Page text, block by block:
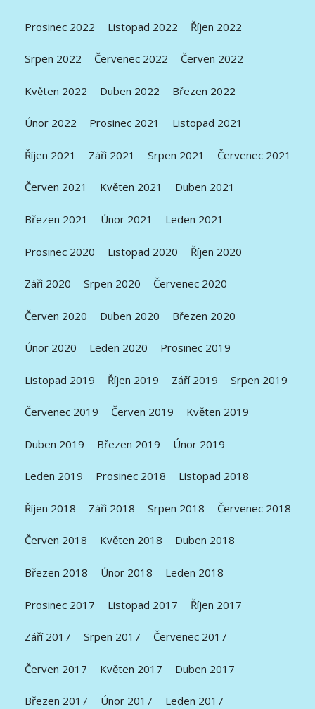
Prosinec 2022 Listopad 2022 Říjen 2022
Srpen 2022 Červenec 2022 Červen 2022
Květen 2022 Duben 2022 Březen 2022
Únor 2022 Prosinec 2021 Listopad 2021
Říjen 2021 Září 2021 Srpen 2021 Červenec 2021
Červen 2021 Květen 2021 Duben 2021
Březen 2021 Únor 2021 Leden 2021
Prosinec 2020 Listopad 2020 Říjen 2020
Září 2020 Srpen 2020 Červenec 2020
Červen 2020 Duben 2020 Březen 2020
Únor 2020 Leden 2020 Prosinec 2019
Listopad 2019 Říjen 2019 Září 2019 Srpen 2019
Červenec 2019 Červen 2019 Květen 2019
Duben 2019 Březen 2019 Únor 2019
Leden 2019 Prosinec 2018 Listopad 2018
Říjen 2018 Září 2018 Srpen 2018 Červenec 2018
Červen 2018 Květen 2018 Duben 2018
Březen 2018 Únor 2018 Leden 2018
Prosinec 2017 Listopad 2017 Říjen 2017
Září 2017 Srpen 2017 Červenec 2017
Červen 2017 Květen 2017 Duben 2017
Březen 2017 Únor 2017 Leden 2017